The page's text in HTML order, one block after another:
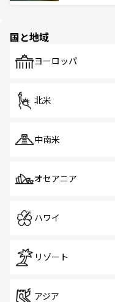
で、ホーカー
国と地域
ヨーロッパ
北米
中南米
オセアニア
ハワイ
リゾート
アジア